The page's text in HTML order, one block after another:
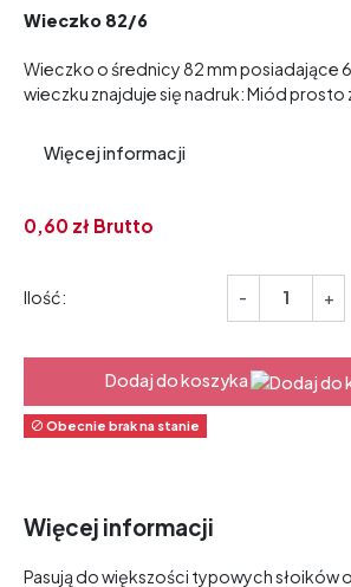
Wieczko 82/6
Wieczko o średnicy 82 mm posiadające
wieczku znajduje się nadruk: Miód prosto
Więcej informacji
0, 60 zł Brutto
Ilość: - +
Dodaj do koszyka
 Obecnie brak na stanie
Więcej informacji
Pasują do większości typowych słoików